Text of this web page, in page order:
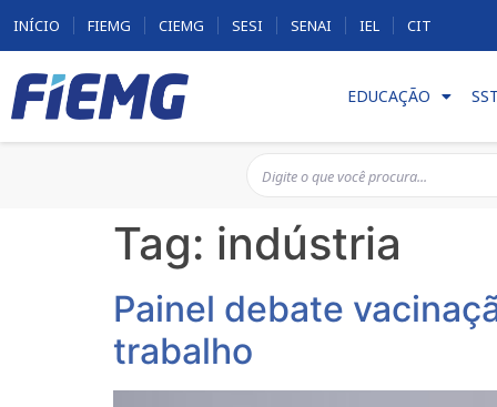
INÍCIO FIEMG CIEMG SESI SENAI IEL CIT
EDUCAÇÃO
Tag: indústria
Painel debate
trabalho